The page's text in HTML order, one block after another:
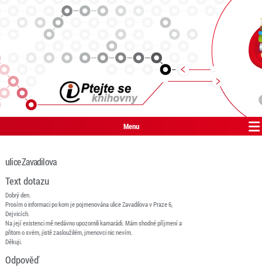
Menu
ulice Zavadilova
Text dotazu
Dobrý den.
Prosím o informaci po kom je pojmenována ulice Zavadilova v Praze 6,
Dejvicích.
Na její existenci mě nedávno upozornili kamarádi. Mám shodné příjmení a
přitom o svém, jistě zasloužilém, jmenovci nic nevím.
Děkuji.
Odpověď